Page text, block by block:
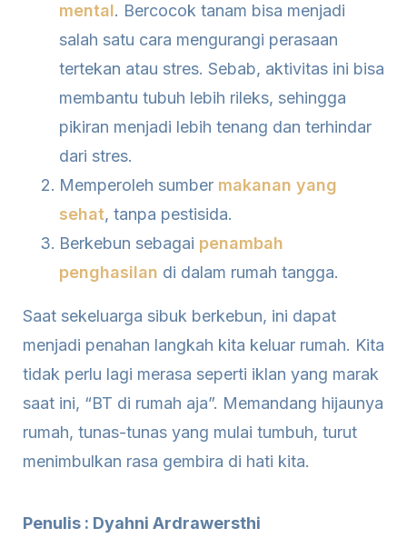
mental. Bercocok tanam bisa menjadi
salah satu cara mengurangi perasaan
tertekan atau stres. Sebab, aktivitas ini bisa
membantu tubuh lebih rileks, sehingga
pikiran menjadi lebih tenang dan terhindar
dari stres.
Memperoleh sumber makanan yang
sehat, tanpa pestisida.
Berkebun sebagai penambah
penghasilan di dalam rumah tangga.
Saat sekeluarga sibuk berkebun, ini dapat
menjadi penahan langkah kita keluar rumah. Kita
tidak perlu lagi merasa seperti iklan yang marak
saat ini, “BT di rumah aja”. Memandang hijaunya
rumah, tunas-tunas yang mulai tumbuh, turut
menimbulkan rasa gembira di hati kita.
Penulis : Dyahni Ardrawersthi